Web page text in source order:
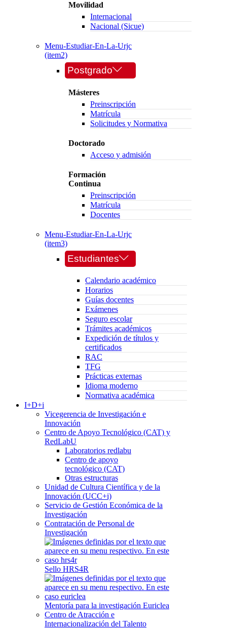
Movilidad
Internacional
Nacional (Sicue)
Menu-Estudiar-En-La-Urjc
(item2)
Postgrado
Másteres
Preinscripción
Matrícula
Solicitudes y Normativa
Doctorado
Acceso y admisión
Formación
Continua
Preinscripción
Matrícula
Docentes
Menu-Estudiar-En-La-Urjc
(item3)
Estudiantes
Calendario académico
Horarios
Guías docentes
Exámenes
Seguro escolar
Trámites académicos
Expedición de títulos y
certificados
RAC
TFG
Prácticas externas
Idioma moderno
Normativa académica
I+D+i
Vicegerencia de Investigación e
Innovación
Centro de Apoyo Tecnológico (CAT) y
RedLabU
Laboratorios redlabu
Centro de apoyo
tecnológico (CAT)
Otras estructuras
Unidad de Cultura Científica y de la
Innovación (UCC+i)
Servicio de Gestión Económica de la
Investigación
Contratación de Personal de
Investigación
Sello HRS4R
Mentoría para la investigación Euriclea
Centro de Atracción e
Internacionalización del Talento